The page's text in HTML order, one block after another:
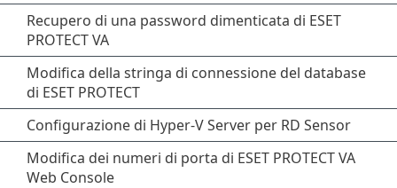
Recupero di una password dimenticata di ESET
PROTECT VA
Modifica della stringa di connessione del database
di ESET PROTECT
Configurazione di Hyper-V Server per RD Sensor
Modifica dei numeri di porta di ESET PROTECT VA
Web Console